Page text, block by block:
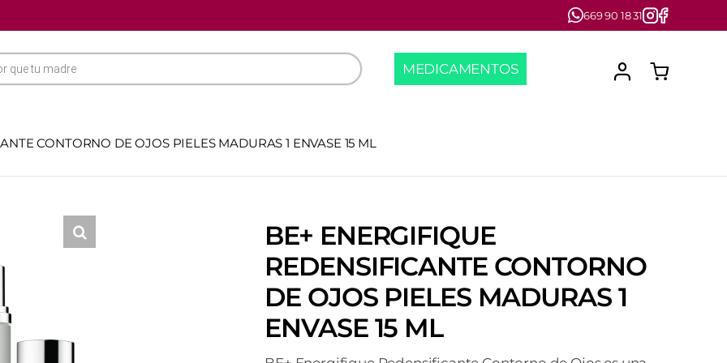
669 90 18 31
MEDICAMENTOS
CONTORNO DE OJOS PIELES MADURAS 1 ENVASE 15 ML
BE+ ENERGIFIQUE
REDENSIFICANTE CONTORNO
DE OJOS PIELES MADURAS 1
ENVASE 15 ML